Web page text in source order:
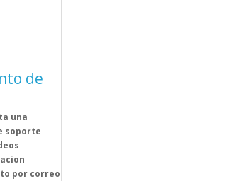
de
una
soporte
por correo